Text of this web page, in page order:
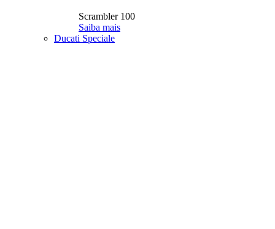
Scrambler 100
Saiba mais
Ducati Speciale